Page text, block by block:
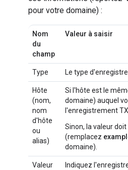
pour votre domaine) :
Nom
du
champ
Valeur à saisir
Type Le type
Hôte
(nom,
nom
d'hôte
ou
alias)
Si l'hôte est le
domaine) auquel
l'enregistrement
Sinon, la valeur
(remplacez
domaine).
Valeur Indiquez